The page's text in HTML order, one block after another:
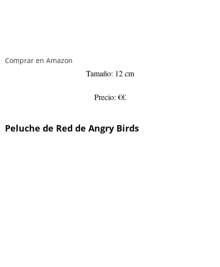
Comprar en Amazon
Tamaño: 12 cm
Precio: €€
Peluche de Red de Angry Birds